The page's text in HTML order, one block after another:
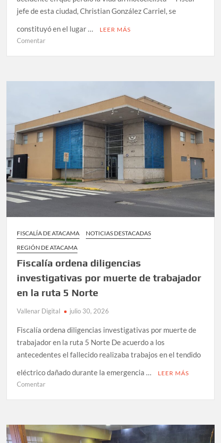
jefe de esta ciudad, Christian González Carriel, se
constituyó en el lugar …
LEER MÁS
Comentaren
investigación
fatal
accidente
en
perdió
vida
un
FISCALÍA DE ATACAMA
NOTICIAS DESTACADAS
REGIÓN DE ATACAMA
Fiscalía ordena diligencias
investigativas por muerte de trabajador
en la ruta 5 Norte
Vallenar Digital julio 30, 2026
Fiscalía ordena diligencias investigativas por muerte de
trabajador en la ruta 5 Norte De acuerdo a los
antecedentes el fallecido realizaba trabajos en el tendido
eléctrico dañado durante la emergencia …
LEER MÁS
Comentaren
investigativas
por